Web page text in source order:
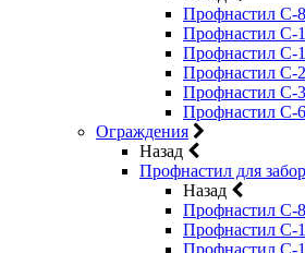
Профнастил С-8
Профнастил С-
Профнастил С-
Профнастил С-
Профнастил С-
Профнастил С-
Ограждения
Назад
Профнастил для
Назад
Профнастил С-8
Профнастил С-
Профнастил С-